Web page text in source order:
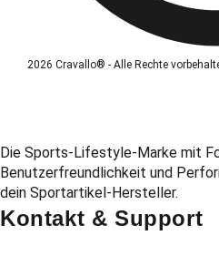
2026 Cravallo® - Alle Rechte
Die Sports-Lifestyle-Marke mit
Benutzerfreundlichkeit und
dein Sportartikel-Hersteller.
Kontakt & Support